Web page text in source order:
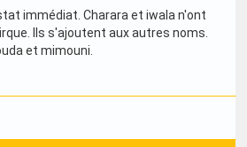
immédiat. Charara et iwala n'ont
Ils s'ajoutent aux autres noms.
et mimouni.